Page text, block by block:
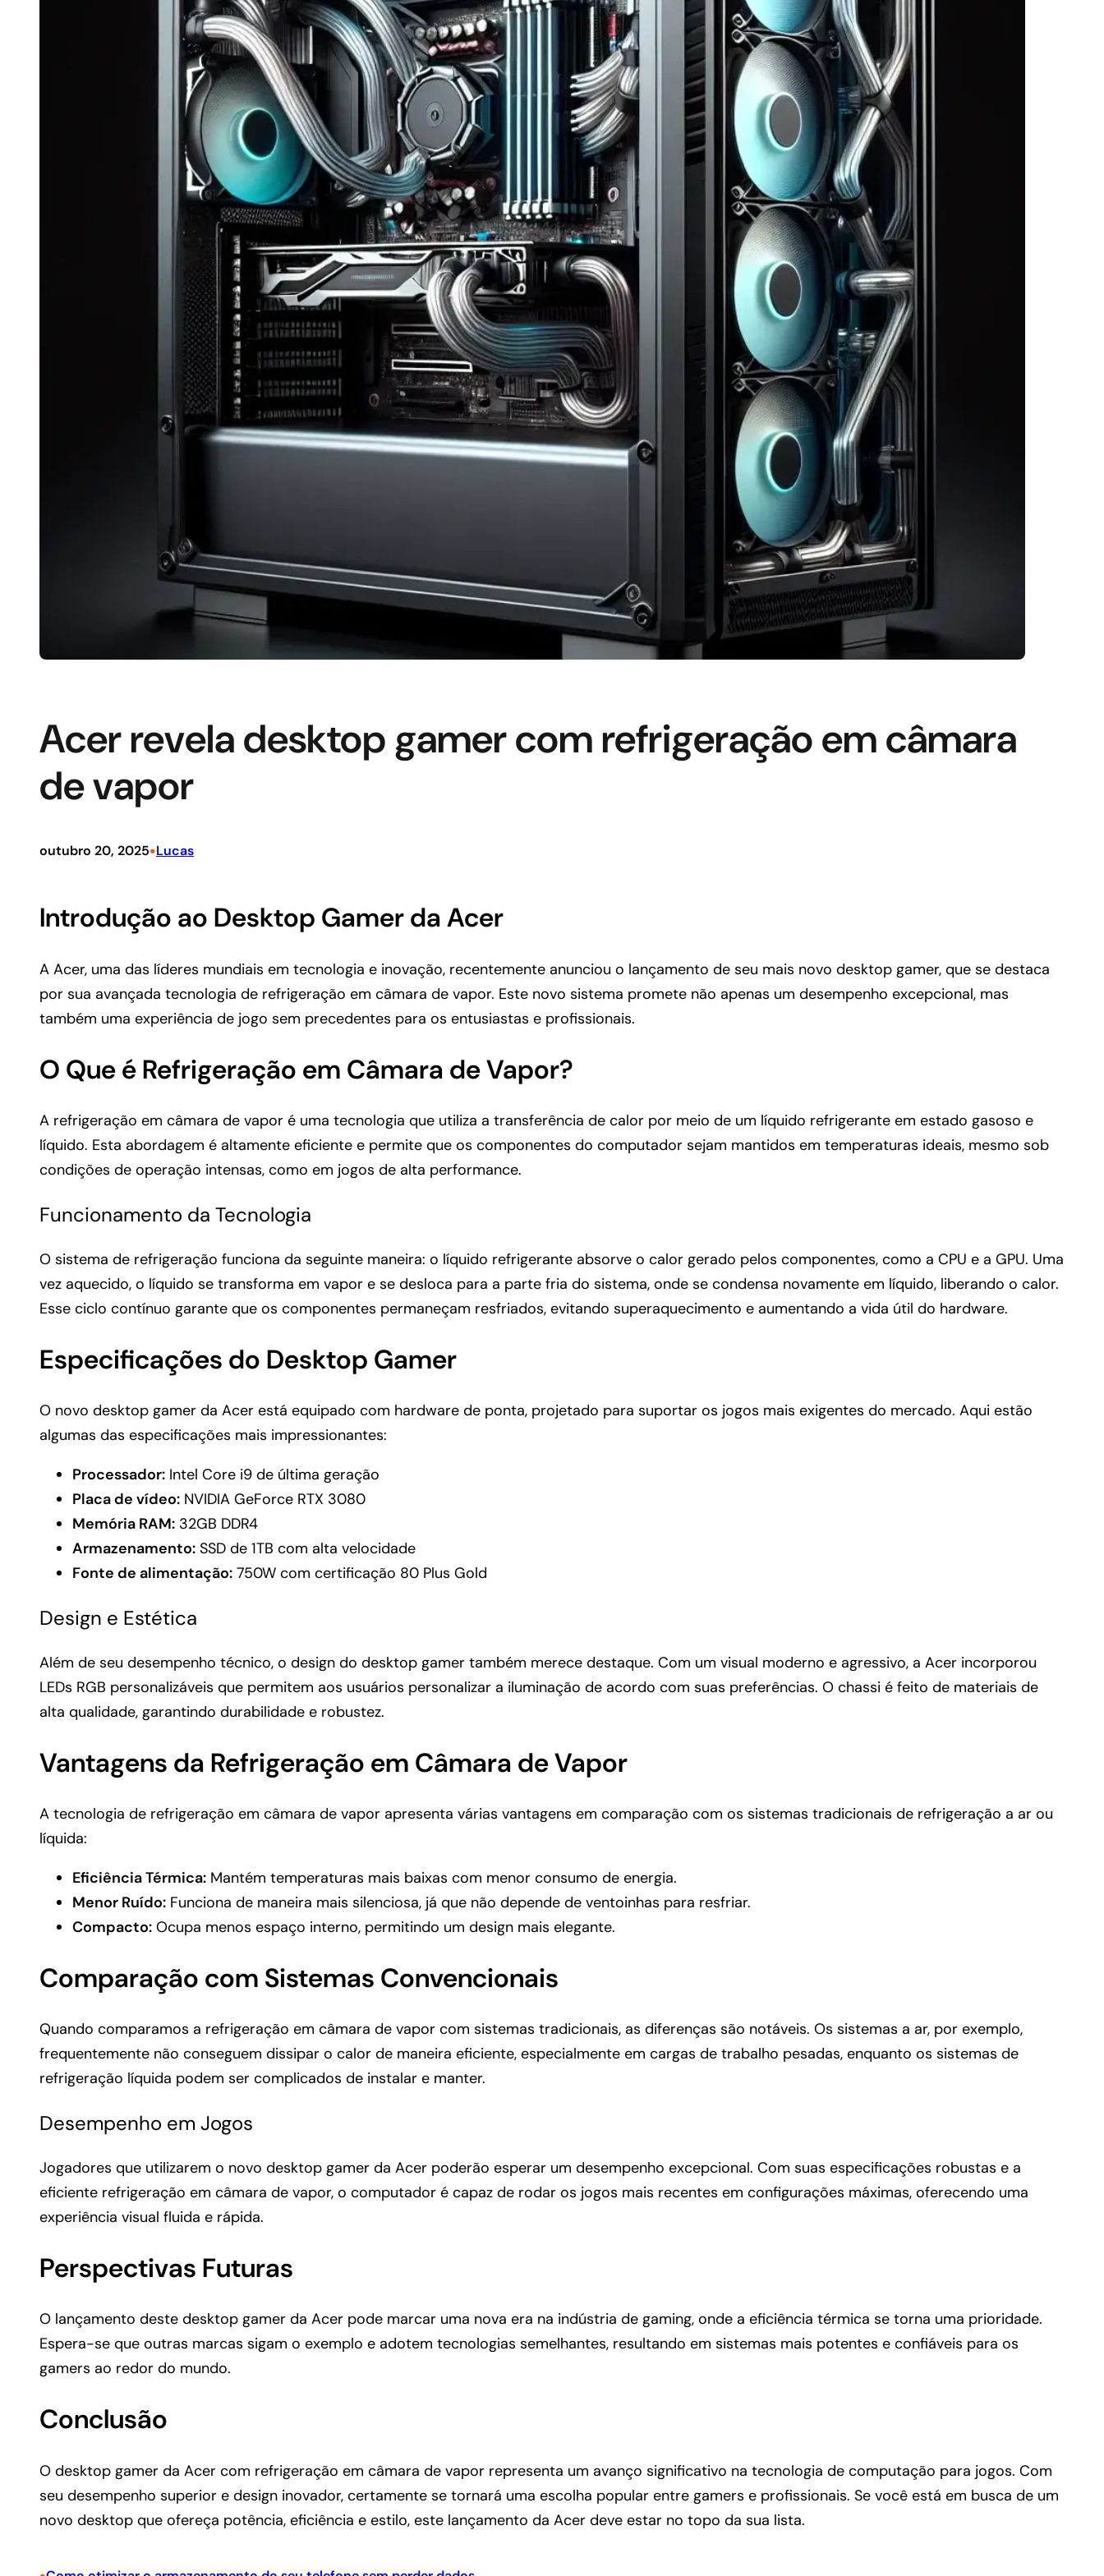
Acer revela desktop gamer com refrigeração em câmara
de vapor
outubro 20, 2025•Lucas
Introdução ao Desktop Gamer da Acer
A Acer, uma das líderes mundiais em tecnologia e inovação, recentemente anunciou o lançamento de seu mais novo desktop gamer, que se destaca
por sua avançada tecnologia de refrigeração em câmara de vapor. Este novo sistema promete não apenas um desempenho excepcional, mas
também uma experiência de jogo sem precedentes para os entusiastas e profissionais.
O Que é Refrigeração em Câmara de Vapor?
A refrigeração em câmara de vapor é uma tecnologia que utiliza a transferência de calor por meio de um líquido refrigerante em estado gasoso e
líquido. Esta abordagem é altamente eficiente e permite que os componentes do computador sejam mantidos em temperaturas ideais, mesmo sob
condições de operação intensas, como em jogos de alta performance.
Funcionamento da Tecnologia
O sistema de refrigeração funciona da seguinte maneira: o líquido refrigerante absorve o calor gerado pelos componentes, como a CPU e a GPU. Uma
vez aquecido, o líquido se transforma em vapor e se desloca para a parte fria do sistema, onde se condensa novamente em líquido, liberando o calor.
Esse ciclo contínuo garante que os componentes permaneçam resfriados, evitando superaquecimento e aumentando a vida útil do hardware.
Especificações do Desktop Gamer
O novo desktop gamer da Acer está equipado com hardware de ponta, projetado para suportar os jogos mais exigentes do mercado. Aqui estão
algumas das especificações mais impressionantes:
Processador: Intel Core i9 de última geração
Placa de vídeo: NVIDIA GeForce RTX 3080
Memória RAM: 32GB DDR4
Armazenamento: SSD de 1TB com alta velocidade
Fonte de alimentação: 750W com certificação 80 Plus Gold
Design e Estética
Além de seu desempenho técnico, o design do desktop gamer também merece destaque. Com um visual moderno e agressivo, a Acer incorporou
LEDs RGB personalizáveis que permitem aos usuários personalizar a iluminação de acordo com suas preferências. O chassi é feito de materiais de
alta qualidade, garantindo durabilidade e robustez.
Vantagens da Refrigeração em Câmara de Vapor
A tecnologia de refrigeração em câmara de vapor apresenta várias vantagens em comparação com os sistemas tradicionais de refrigeração a ar ou
líquida:
Eficiência Térmica: Mantém temperaturas mais baixas com menor consumo de energia.
Menor Ruído: Funciona de maneira mais silenciosa, já que não depende de ventoinhas para resfriar.
Compacto: Ocupa menos espaço interno, permitindo um design mais elegante.
Comparação com Sistemas Convencionais
Quando comparamos a refrigeração em câmara de vapor com sistemas tradicionais, as diferenças são notáveis. Os sistemas a ar, por exemplo,
frequentemente não conseguem dissipar o calor de maneira eficiente, especialmente em cargas de trabalho pesadas, enquanto os sistemas de
refrigeração líquida podem ser complicados de instalar e manter.
Desempenho em Jogos
Jogadores que utilizarem o novo desktop gamer da Acer poderão esperar um desempenho excepcional. Com suas especificações robustas e a
eficiente refrigeração em câmara de vapor, o computador é capaz de rodar os jogos mais recentes em configurações máximas, oferecendo uma
experiência visual fluida e rápida.
Perspectivas Futuras
O lançamento deste desktop gamer da Acer pode marcar uma nova era na indústria de gaming, onde a eficiência térmica se torna uma prioridade.
Espera-se que outras marcas sigam o exemplo e adotem tecnologias semelhantes, resultando em sistemas mais potentes e confiáveis para os
gamers ao redor do mundo.
Conclusão
O desktop gamer da Acer com refrigeração em câmara de vapor representa um avanço significativo na tecnologia de computação para jogos. Com
seu desempenho superior e design inovador, certamente se tornará uma escolha popular entre gamers e profissionais. Se você está em busca de um
novo desktop que ofereça potência, eficiência e estilo, este lançamento da Acer deve estar no topo da sua lista.